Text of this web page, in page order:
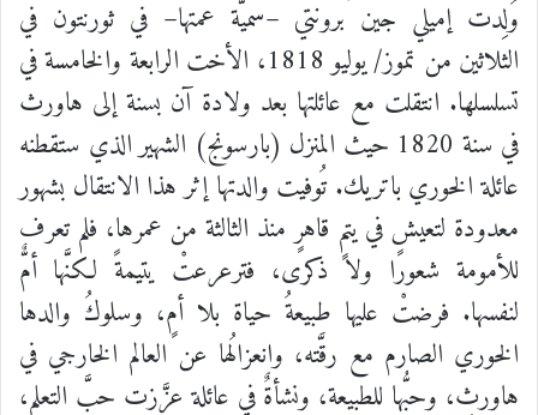
وُلِدت إميلي جين برونتي –سميَّة عمتها–في ثورنتون في
الثلاثين من تموز/يوليو1818 ، الأخت الرابعة والخامسةفي
تسلسلها. انتقلت مع عائلتها بعد ولادة آن بسنة إلى هاورث
في سنة حيث المنزل (بارسونج) الشهيرالذي ستقطنه
عائلة الخوري باتريك.تُوفيت والدتها إثر هذا الانتقال بشهور
معدودة لتعيشفي يتمٍ قاهرٍ منذ الثالثة من عمرها، فلم تعرف
للأمومة شعورًا ولا ذكرى، فترعرعتْ يتيمةً لكنَّها أمٌّ
لنفسها. فرضتْ عليها طبيعةُ حياة بلا أمٍ، وسلوكُ والدها
الخوري الصارم مع رقَّته، وانعزالُها عن العالم الخارجي في
هاورث، وحبُّها للطبيعة، ونشأةٌفي عائلة عزَّزت حبَّ التعلم،